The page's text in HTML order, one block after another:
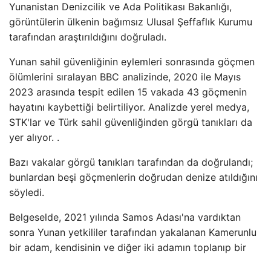
Yunanistan Denizcilik ve Ada Politikası Bakanlığı,
görüntülerin ülkenin bağımsız Ulusal Şeffaflık Kurumu
tarafından araştırıldığını doğruladı.
Yunan sahil güvenliğinin eylemleri sonrasında göçmen
ölümlerini sıralayan BBC analizinde, 2020 ile Mayıs
2023 arasında tespit edilen 15 vakada 43 göçmenin
hayatını kaybettiği belirtiliyor. Analizde yerel medya,
STK'lar ve Türk sahil güvenliğinden görgü tanıkları da
yer alıyor. .
Bazı vakalar görgü tanıkları tarafından da doğrulandı;
bunlardan beşi göçmenlerin doğrudan denize atıldığını
söyledi.
Belgeselde, 2021 yılında Samos Adası'na vardıktan
sonra Yunan yetkililer tarafından yakalanan Kamerunlu
bir adam, kendisinin ve diğer iki adamın toplanıp bir